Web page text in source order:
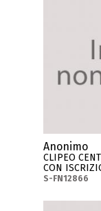
Anonimo
CLIPEO
CON
S-FN12866